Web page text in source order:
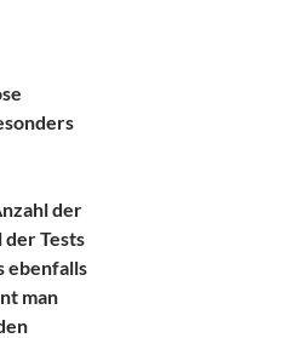
der
der Tests
ebenfalls
man